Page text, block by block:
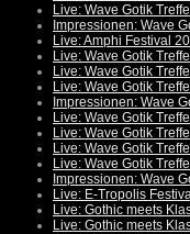
Live: Wave Gotik
Impressionen: Wave
Live: Amphi Festival
Live: Wave Gotik
Live: Wave Gotik
Live: Wave Gotik
Impressionen: Wave
Live: Wave Gotik
Live: Wave Gotik
Live: Wave Gotik
Live: Wave Gotik
Impressionen: Wave
Live: E-Tropolis
Live: Gothic meets
Live: Gothic meets